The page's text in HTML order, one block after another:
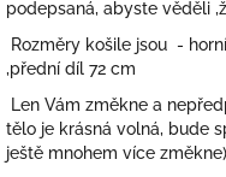
podepsaná, abyste věděli
Rozměry košile jsou -
,přední díl 72 cm
Len Vám změkne a
tělo je krásná volná, bude
ještě mnohem více